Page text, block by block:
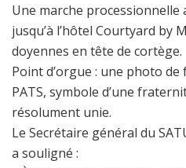
Une marche
jusqu’à l’hôtel Courtyard by
doyennes en tête de cortège.
Point d’orgue : une photo de
PATS, symbole d’une
résolument unie.
Le Secrétaire général du
a souligné :